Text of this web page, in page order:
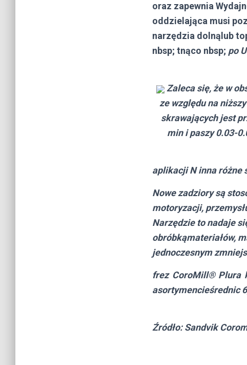
oraz zapewnia
oddzielająca musi
narzędzia dolnąlub
nbsp; tnąco nbsp; po U
Zaleca się, że w
ze względu na
skrawających jest
min i paszy 0.03-
aplikacjiNinnaróżne
Nowe zadziory są
motoryzacji,
Narzędzie to nadaje
obróbkąmateriałów,
jednoczesnym
frez CoroMill® Plura
asortymencieśrednic
Źródło: Sandvik